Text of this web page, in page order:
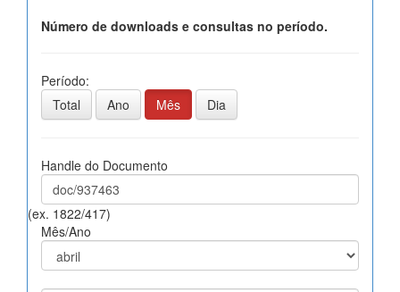
Número de downloads e consultas no período.
Período:
Total
Ano Mês Dia
Handle do Documento
(ex. 1822/417)
Mês/Ano